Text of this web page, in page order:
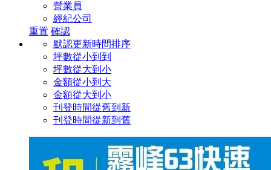
營業員
經紀公司
重置 確認
默認更新時間排序
坪數從小到到
坪數從大到小
金額從小到大
金額從大到小
刊登時間從舊到新
刊登時間從新到舊